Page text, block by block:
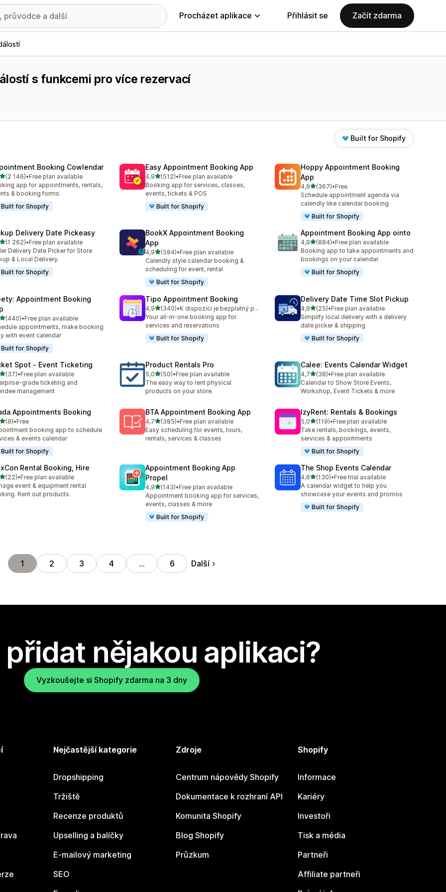
Procházet aplikace Přihlásit se Začít zdarma
s funkcemi pro více rezervací
Built for Shopify
Booking Cowlendar
z 5 hvězd
(2 146)počet recenzí: 2146
•Free plan available
app for appointments, rentals,
& booking forms.
Built for Shopify
Easy Appointment Booking App
4,9z 5 hvězd
(512)
Celkový počet recenzí: 512
•Free plan available
Booking app for services, classes,
events, tickets & POS
Built for Shopify
Hoppy Appointment Booking
App
4,9z 5 hvězd
(367)
Celkový počet recenzí: 367
•Free
Schedule appointment agenda via
calendly like calendar booking
Built for Shopify
Delivery Date Pickeasy
z 5 hvězd
(1 262)počet recenzí: 1262
•Free plan available
Delivery Date Picker for Store
& Local Delivery.
Built for Shopify
BookX Appointment Booking
App
4,9z 5 hvězd
(584)
Celkový počet recenzí: 584
•Free plan available
Calendly style calendar booking &
scheduling for event, rental
Built for Shopify
Appointment Booking App ointo
4,9z 5 hvězd
(884)
Celkový počet recenzí: 884
•Free plan available
Booking app to take appointments and
bookings on your calendar
Built for Shopify
Appointment Booking
z 5 hvězd
(440)počet recenzí: 440
•Free plan available
appointments, make booking
with event calendar
Built for Shopify
Tipo Appointment Booking
4,9z 5 hvězd
(340)
Celkový počet recenzí: 340
•
K dispozici je bezplatný plán
Your all-in-one booking app for
services and reservations
Built for Shopify
Delivery Date Time Slot Pickup
4,9z 5 hvězd
(25)
Celkový počet recenzí: 25
•Free plan available
Simplify local delivery with a delivery
date picker & shipping
Built for Shopify
Spot ‑ Event Ticketing
z 5 hvězd
(37)počet recenzí: 37
•Free plan available
grade ticketing and
management
Product Rentals Pro
5,0z 5 hvězd
(50)
Celkový počet recenzí: 50
•Free plan available
The easy way to rent physical
products on your store.
Calee: Events Calendar Widget
4,7z 5 hvězd
(38)
Celkový počet recenzí: 38
•Free plan available
Calendar to Show Store Events,
Workshop, Event Tickets & more
Appointments Booking
z 5 hvězd
(9)počet recenzí: 9
•Free
booking app to schedule
& events calendar
Built for Shopify
BTA Appointment Booking App
4,7z 5 hvězd
(385)
Celkový počet recenzí: 385
•Free plan available
Easy scheduling for events, tours,
rentals, services & classes
IzyRent: Rentals & Bookings
5,0z 5 hvězd
(119)
Celkový počet recenzí: 119
•Free plan available
Take rentals, bookings, events,
services & appointments
Built for Shopify
Rental Booking, Hire
z 5 hvězd
(22)počet recenzí: 22
•Free plan available
event & equipment rental
Rent out products.
Appointment Booking App
Propel
4,9z 5 hvězd
(143)
Celkový počet recenzí: 143
•Free plan available
Appointment booking app for services,
events, classes & more
Built for Shopify
The Shop Events Calendar
4,6z 5 hvězd
(130)
Celkový počet recenzí: 130
•Free trial available
A calendar widget to help you
showcase your events and promos
Built for Shopify
1 2 3 4 … 6 Další
nějakou aplikaci?
Vyzkoušejte si Shopify zdarma na 3 dny
Nejčastější kategorie
Dropshipping
Tržiště
Recenze produktů
Upselling a balíčky
E-mailový marketing
SEO
Zdroje
Centrum nápovědy Shopify
Dokumentace k rozhraní API
Komunita Shopify
Blog Shopify
Průzkum
Shopify
Informace
Kariéry
Investoři
Tisk a média
Partneři
Affiliate partneři